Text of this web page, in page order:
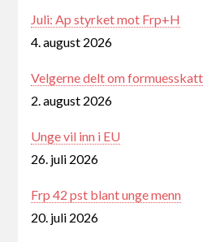
Juli: Ap styrket mot Frp+H
4. august 2026
Velgerne delt om formuesskatt
2. august 2026
Unge vil inn i EU
26. juli 2026
Frp 42 pst blant unge menn
20. juli 2026